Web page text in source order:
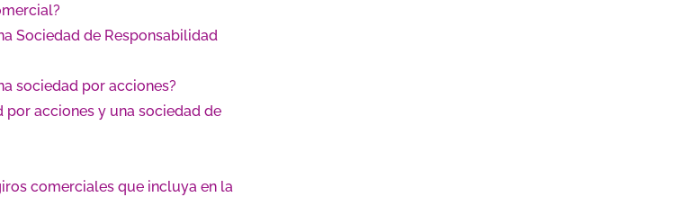
Sociedad de Responsabilidad
sociedad por acciones?
por acciones y una sociedad de
comerciales que incluya en la